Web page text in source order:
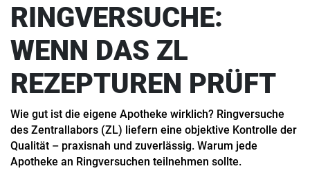
RINGVERSUCHE:
WENN DAS ZL
REZEPTUREN PRÜFT
Wie gut ist die eigene Apotheke wirklich? Ringversuche
des Zentrallabors (ZL) liefern eine objektive Kontrolle der
Qualität – praxisnah und zuverlässig. Warum jede
Apotheke an Ringversuchen teilnehmen sollte.